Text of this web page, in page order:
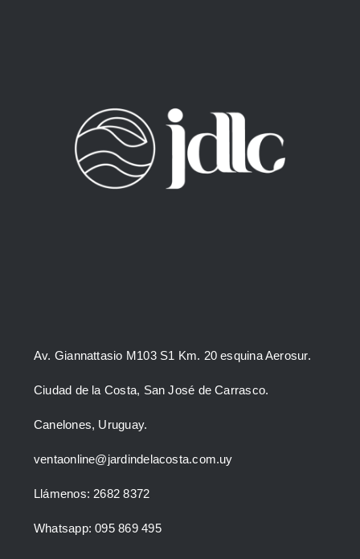
Av. Giannattasio M103 S1 Km. 20 esquina Aerosur.
Ciudad de la Costa, San José de Carrasco.
Canelones, Uruguay.
ventaonline@jardindelacosta.com.uy
Llámenos: 2682 8372
Whatsapp: 095 869 495